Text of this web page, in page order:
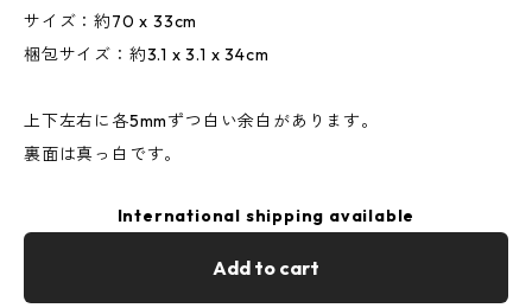
サイズ：約70 x 33cm
梱包サイズ：約3.1 x 3.1 x 34cm
上下左右に各5mmずつ白い余白があります。
裏面は真っ白です。
International shipping available
Add to cart